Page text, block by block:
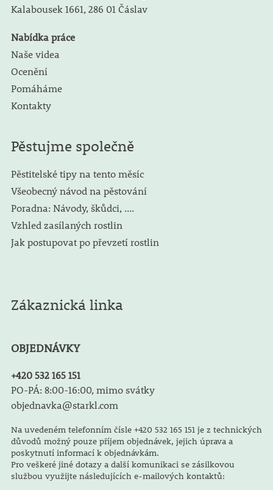
Kalabousek 1661, 286 01 Čáslav
Nabídka práce
Naše videa
Ocenění
Pomáháme
Kontakty
Pěstujme společně
Pěstitelské tipy na tento měsíc
Všeobecný návod na pěstování
Poradna: Návody, škůdci, ....
Vzhled zasílaných rostlin
Jak postupovat po převzetí rostlin
Zákaznická linka
OBJEDNÁVKY
+420 532 165 151
PO-PÁ: 8:00-16:00, mimo svátky
objednavka@starkl.com
Na uvedeném telefonním čísle +420 532 165 151 je z technických
důvodů možný pouze příjem objednávek, jejich úprava a
poskytnutí informací k objednávkám.
Pro veškeré jiné dotazy a další komunikaci se zásilkovou
službou využijte následujících e-mailových kontaktů: